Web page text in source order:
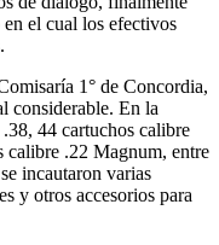
el cual los efectivos
1° de Concordia,
considerable. En la
44 cartuchos calibre
calibre .22 Magnum, entre
incautaron varias
y otros accesorios para